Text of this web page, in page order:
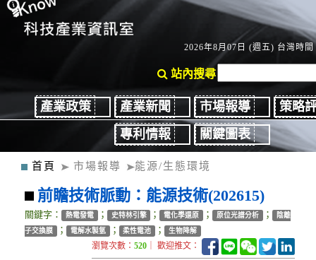
2026年8月07日 (週五) 台灣時間
站內搜尋
產業政策 產業新聞 市場報導
策略
專利情報
關鍵圖表
首頁 市場報導 能源/生態環境
前瞻技術脈動：能源技術(202615)
關鍵字： 熱電發電 ； 史特林引擎 ； 電化學還原 ； 原位光譜分析 ；
陰離
子交換膜 ； 電解水製氫 ； 柔性電池 ； 生物降解
瀏覽次數：520 ｜ 歡迎推文：